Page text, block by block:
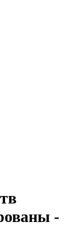
-